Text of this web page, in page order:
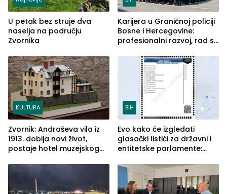
U petak bez struje dva
naselja na području
Zvornika
Karijera u Graničnoj policiji
Bosne i Hercegovine:
profesionalni razvoj, rad sa
služba građanima
KULTURA
Zvornik: Andraševa vila iz
1913. dobija novi život,
postaje hotel muzejskog
BiH
Evo kako će izgledati
glasački listići za državni i
entitetske parlamente:
vidljive na njima